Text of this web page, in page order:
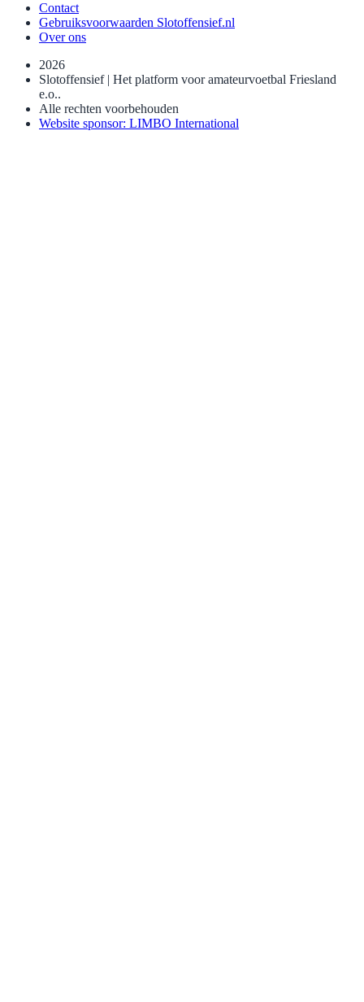
Contact
Gebruiksvoorwaarden Slotoffensief.nl
Over ons
2026
Slotoffensief | Het platform voor amateurvoetbal Friesland
e.o..
Alle rechten voorbehouden
Website sponsor: LIMBO International